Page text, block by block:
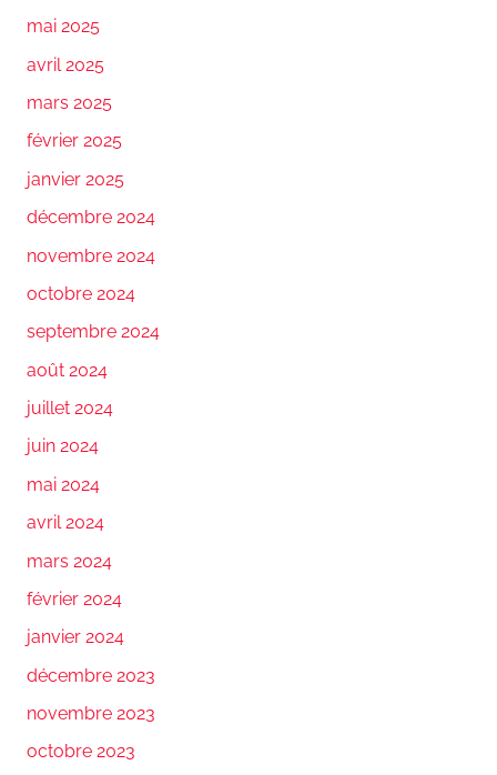
mai 2025
avril 2025
mars 2025
février 2025
janvier 2025
décembre 2024
novembre 2024
octobre 2024
septembre 2024
août 2024
juillet 2024
juin 2024
mai 2024
avril 2024
mars 2024
février 2024
janvier 2024
décembre 2023
novembre 2023
octobre 2023